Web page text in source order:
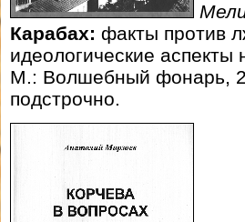
Карабах: факты против
идеологические
М.: Волшебный фонарь,
подстрочно.